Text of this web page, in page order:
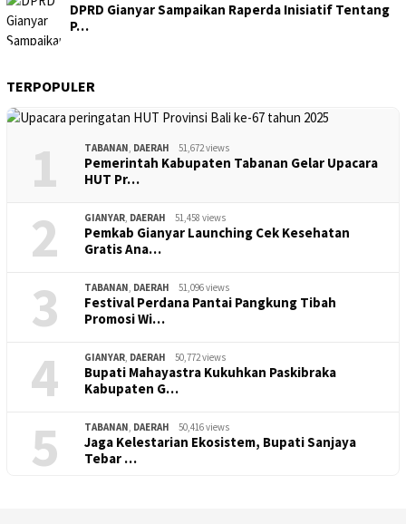
DPRD Gianyar Sampaikan Raperda Inisiatif Tentang
P…
TERPOPULER
1 TABANAN, DAERAH 51,672 views
Pemerintah Kabupaten Tabanan Gelar Upacara
HUT Pr…
2 GIANYAR, DAERAH 51,458 views
Pemkab Gianyar Launching Cek Kesehatan
Gratis Ana…
3 TABANAN, DAERAH 51,096 views
Festival Perdana Pantai Pangkung Tibah
Promosi Wi…
4 GIANYAR, DAERAH 50,772 views
Bupati Mahayastra Kukuhkan Paskibraka
Kabupaten G…
5 TABANAN, DAERAH 50,416 views
Jaga Kelestarian Ekosistem, Bupati Sanjaya
Tebar …